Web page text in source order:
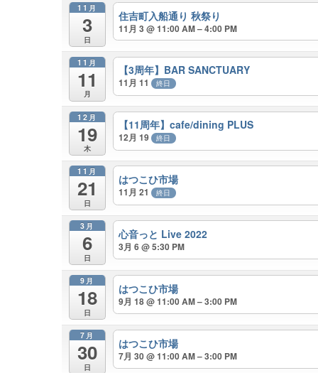
11月
3
日
住吉町入船通り 秋祭り
11月 3 @ 11:00 AM – 4:00 PM
11月
11
月
【3周年】BAR SANCTUARY
11月 11 終日
12月
19
木
【11周年】cafe/dining PLUS
12月 19 終日
11月
21
日
はつこひ市場
11月 21 終日
3月
6
日
心音っと Live 2022
3月 6 @ 5:30 PM
9月
18
日
はつこひ市場
9月 18 @ 11:00 AM – 3:00 PM
7月
30
日
はつこひ市場
7月 30 @ 11:00 AM – 3:00 PM